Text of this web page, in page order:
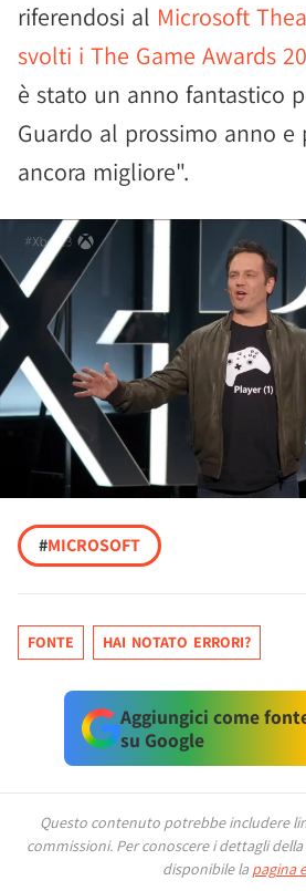
riferendosi al Microsoft
svolti i The Game Awards
è stato un anno fantastico
Guardo al prossimo anno e
ancora migliore".
#MICROSOFT
FONTE HAI NOTATO ERRORI?
Aggiungici come
su Google
Questo contenuto potrebbe includere
commissioni. Per conoscere i dettagli
disponibile la pagina